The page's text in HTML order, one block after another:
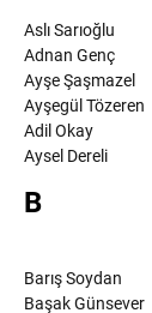
Aslı Sarıoğlu
Adnan Genç
Ayşe Şaşmazel
Ayşegül Tözeren
Adil Okay
Aysel Dereli
B
Barış Soydan
Başak Günsever